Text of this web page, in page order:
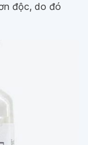
độc, do đó